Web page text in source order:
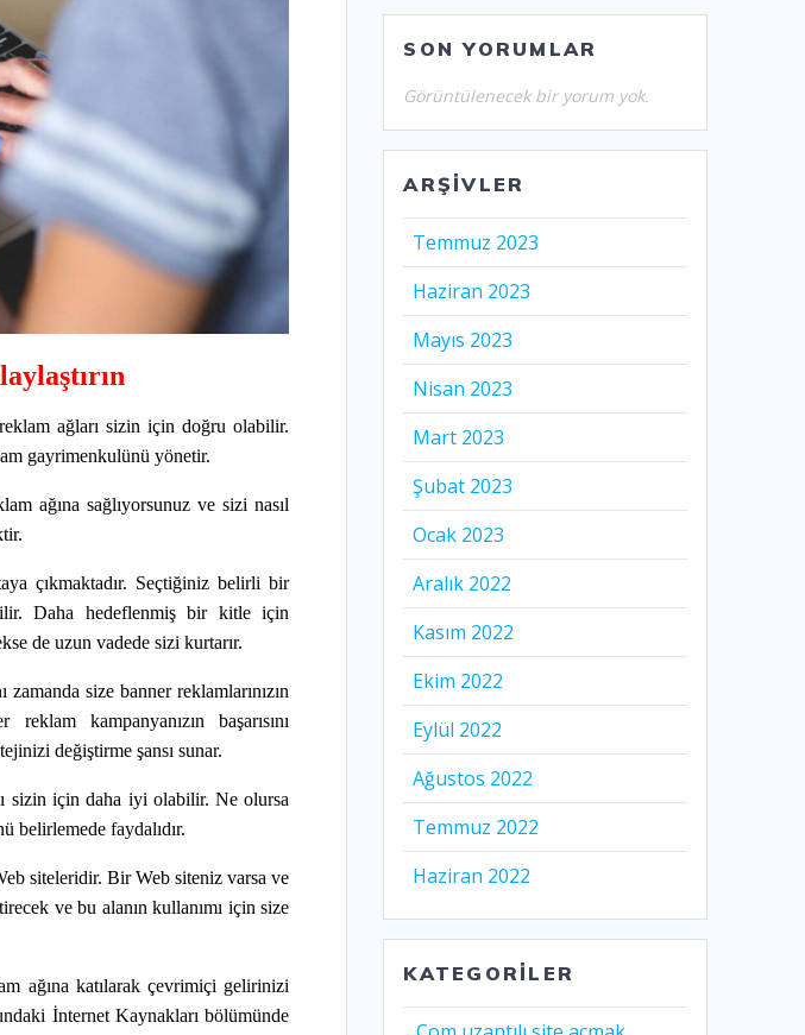
reklam ağları sizin için doğru olabilir.
gayrimenkulünü yönetir.
ağına sağlıyorsunuz ve sizi nasıl
çıkmaktadır. Seçtiğiniz belirli bir
Daha hedeflenmiş bir kitle için
de uzun vadede sizi kurtarır.
size banner reklamlarınızın
kampanyanızın başarısını
değiştirme şansı sunar.
sizin için daha iyi olabilir. Ne olursa
belirlemede faydalıdır.
siteleridir. Bir Web siteniz varsa ve
ve bu alanın kullanımı için size
ağına katılarak çevrimiçi gelirinizi
İnternet Kaynakları bölümünde
SON YORUMLAR
Görüntülenecek bir yorum yok.
ARŞIVLER
Temmuz 2023
Haziran 2023
Mayıs 2023
Nisan 2023
Mart 2023
Şubat 2023
Ocak 2023
Aralık 2022
Kasım 2022
Ekim 2022
Eylül 2022
Ağustos 2022
Temmuz 2022
Haziran 2022
KATEGORILER